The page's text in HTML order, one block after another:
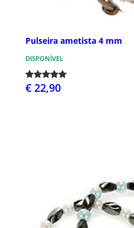
Pulseira ametista 4 mm
DISPONÍVEL
€ 22,90